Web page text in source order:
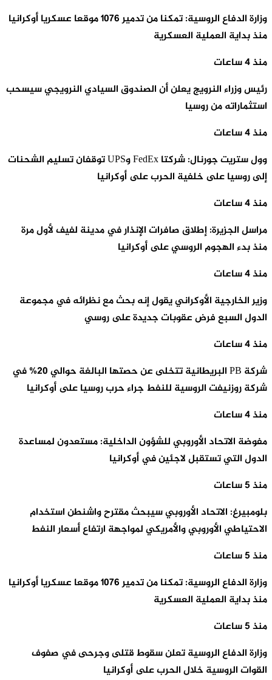
وزارة الدفاع الروسية: تمكنا من تدمير 1076 موقعا عسكريا أوكرانيا
منذ بداية العملية العسكرية
منذ 4 ساعات
رئيس وزراء النرويج يعلن أن الصندوق السيادي النرويجي سيسحب
استثماراته من روسيا
منذ 4 ساعات
وول ستريت جورنال: شركتا FedEx وUPS توقفان تسليم الشحنات
إلى روسيا على خلفية الحرب على أوكرانيا
منذ 4 ساعات
مراسل الجزيرة: إطلاق صافرات الإنذار في مدينة لفيف لأول مرة
منذ بدء الهجوم الروسي على أوكرانيا
منذ 4 ساعات
وزير الخارجية الأوكراني يقول إنه بحث مع نظرائه في مجموعة
الدول السبع فرض عقوبات جديدة على روسي
منذ 4 ساعات
شركة PB البريطانية تتخلى عن حصتها البالغة حوالي 20% في
شركة روزنيفت الروسية للنفط جراء حرب روسيا على أوكرانيا
منذ 4 ساعات
مفوضة الاتحاد الأوروبي للشؤون الداخلية: مستعدون لمساعدة
الدول التي تستقبل لاجئين في أوكرانيا
منذ 5 ساعات
بلومبيرغ: الاتحاد الأوروبي سيبحث مقترح واشنطن استخدام
الاحتياطي الأوروبي والأمريكي لمواجهة ارتفاع أسعار النفط
منذ 5 ساعات
وزارة الدفاع الروسية: تمكنا من تدمير 1076 موقعا عسكريا أوكرانيا
منذ بداية العملية العسكرية
منذ 5 ساعات
وزارة الدفاع الروسية تعلن سقوط قتلى وجرحى في صفوف
القوات الروسية خلال الحرب على أوكرانيا